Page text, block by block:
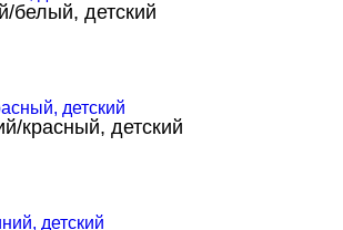
белый, детский
красный, детский